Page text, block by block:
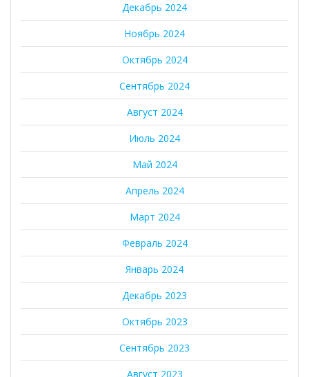
Декабрь 2024
Ноябрь 2024
Октябрь 2024
Сентябрь 2024
Август 2024
Июль 2024
Май 2024
Апрель 2024
Март 2024
Февраль 2024
Январь 2024
Декабрь 2023
Октябрь 2023
Сентябрь 2023
Август 2023